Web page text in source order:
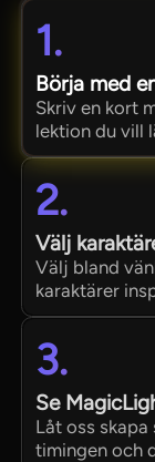
1.
Börja med
Skriv en kort
lektion du vill
2.
Välj
Välj bland
karaktärer
3.
Se
Låt oss
timingen och